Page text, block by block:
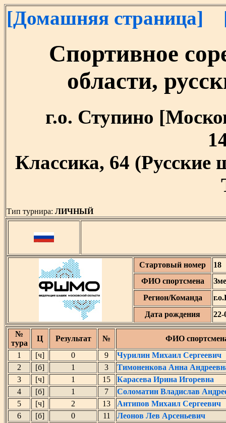
[Домашняя страница]
Спортивное
области,
г.о. Ступино
Классика, 64
Тип турнира: ЛИЧНЫЙ
Стартовый номер
18
ФИО спортсмена
Регион/Команда
Дата рождения
22-
№
тура
Ц Результат №
ФИО
1
[ч] 0 9
Чурилин Михаил Сергеевич
2
[б] 1 3
Тимоненкова Анна
3
[ч] 1 15
Карасева Ирина Игоревна
4
[б] 1 7
Соломатин Владислав
5
[ч] 2 13
Антипов Михаил Сергеевич
6
[б] 0 11
Леонов Лев Арсеньевич